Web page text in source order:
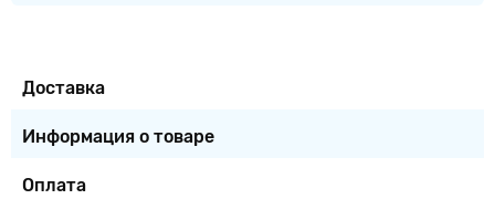
Доставка
Информация о товаре
Оплата